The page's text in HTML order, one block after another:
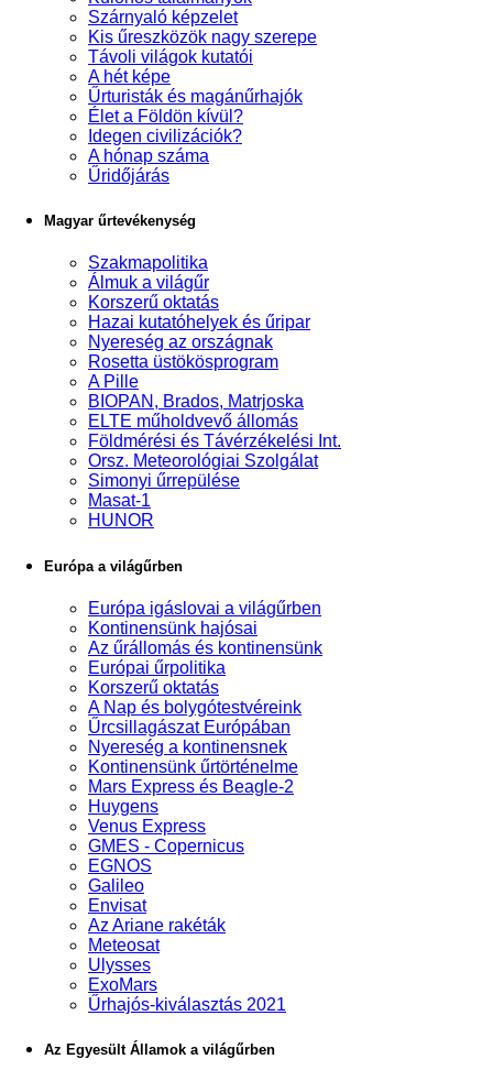
Szárnyaló képzelet
Kis űreszközök nagy szerepe
Távoli világok kutatói
A hét képe
Űrturisták és magánűrhajók
Élet a Földön kívül?
Idegen civilizációk?
A hónap száma
Űridőjárás
Magyar űrtevékenység
Szakmapolitika
Álmuk a világűr
Korszerű oktatás
Hazai kutatóhelyek és űripar
Nyereség az országnak
Rosetta üstökösprogram
A Pille
BIOPAN, Brados, Matrjoska
ELTE műholdvevő állomás
Földmérési és Távérzékelési Int.
Orsz. Meteorológiai Szolgálat
Simonyi űrrepülése
Masat-1
HUNOR
Európa a világűrben
Európa igáslovai a világűrben
Kontinensünk hajósai
Az űrállomás és kontinensünk
Európai űrpolitika
Korszerű oktatás
A Nap és bolygótestvéreink
Űrcsillagászat Európában
Nyereség a kontinensnek
Kontinensünk űrtörténelme
Mars Express és Beagle-2
Huygens
Venus Express
GMES - Copernicus
EGNOS
Galileo
Envisat
Az Ariane rakéták
Meteosat
Ulysses
ExoMars
Űrhajós-kiválasztás 2021
Az Egyesült Államok a világűrben